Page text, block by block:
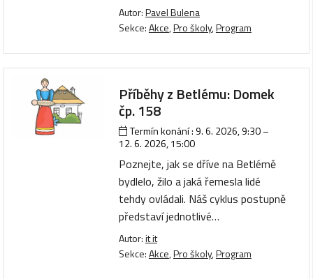
Autor:Pavel Bulena
Sekce:Akce,Pro školy,Program
Příběhy z Betlému: Domek
čp. 158
Termín konání : 9. 6. 2026, 9:30–
12. 6. 2026, 15:00
Poznejte, jak se dříve na Betlémě
bydlelo, žilo a jaká řemesla lidé
tehdy ovládali. Náš cyklus postupně
představí jednotlivé…
Autor:it it
Sekce:Akce,Pro školy,Program